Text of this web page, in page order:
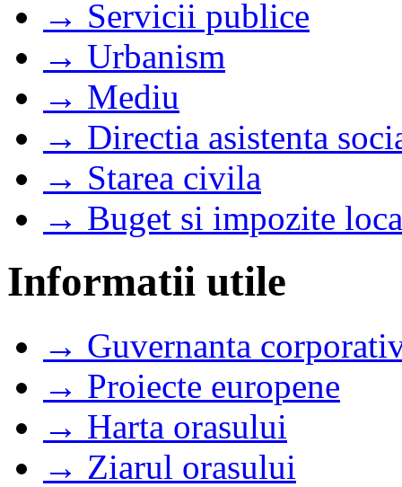
→ Servicii publice
→ Urbanism
→ Mediu
→ Directia asistenta
→ Starea civila
→ Buget si impozite
Informatii utile
→ Guvernanta
→ Proiecte europene
→ Harta orasului
→ Ziarul orasului